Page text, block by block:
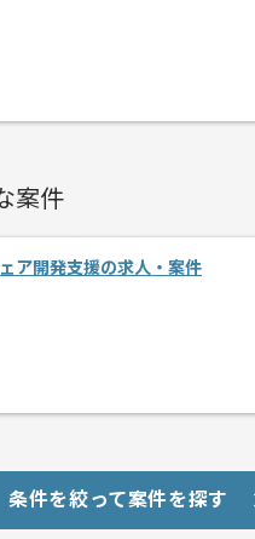
1回
日
アイディアや技術を積極的に導入
富なメンバーと成長が出来る環
案件
ア開発支援の求人・案件
条件を絞って案件を探す